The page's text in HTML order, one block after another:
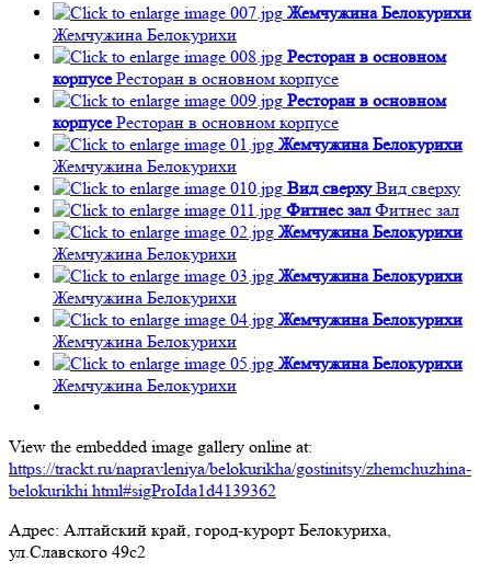
Жемчужина Белокурихи
Жемчужина Белокурихи
Ресторан в основном
корпусеРесторан в основном корпусе
Ресторан в основном
корпусеРесторан в основном корпусе
Жемчужина Белокурихи
Жемчужина Белокурихи
Вид сверхуВид сверху
Фитнес залФитнес зал
Жемчужина Белокурихи
Жемчужина Белокурихи
Жемчужина Белокурихи
Жемчужина Белокурихи
Жемчужина Белокурихи
Жемчужина Белокурихи
Жемчужина Белокурихи
Жемчужина Белокурихи
View the embedded image gallery online at:
https://trackt.ru/napravleniya/belokurikha/gostinitsy/zhemchuzhina-
belokurikhi.html#sigProIda1d4139362
Адрес: Алтайский край, город-курорт Белокуриха,
ул.Славского 49c2